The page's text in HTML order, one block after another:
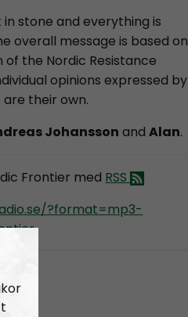
stone and everything is
overall message is based on
the Nordic Resistance
opinions expressed by
their own.
Johansson andAlan.
Frontier med RSS
?format=mp3-